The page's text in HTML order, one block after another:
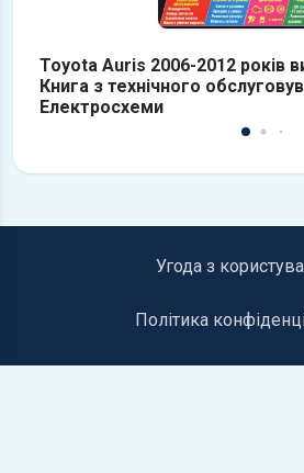
Toyota Auris 2006-2012 років
Книга з технічного
Електросхеми
Угода з
Політика